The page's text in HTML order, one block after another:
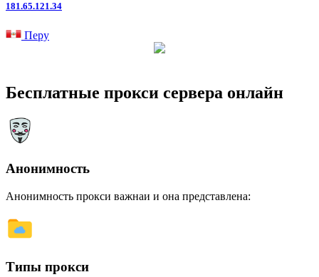
181.65.121.34
Перу
Бесплатные прокси сервера онлайн
Анонимность
Анонимность прокси важнаи и она представлена:
Типы прокси